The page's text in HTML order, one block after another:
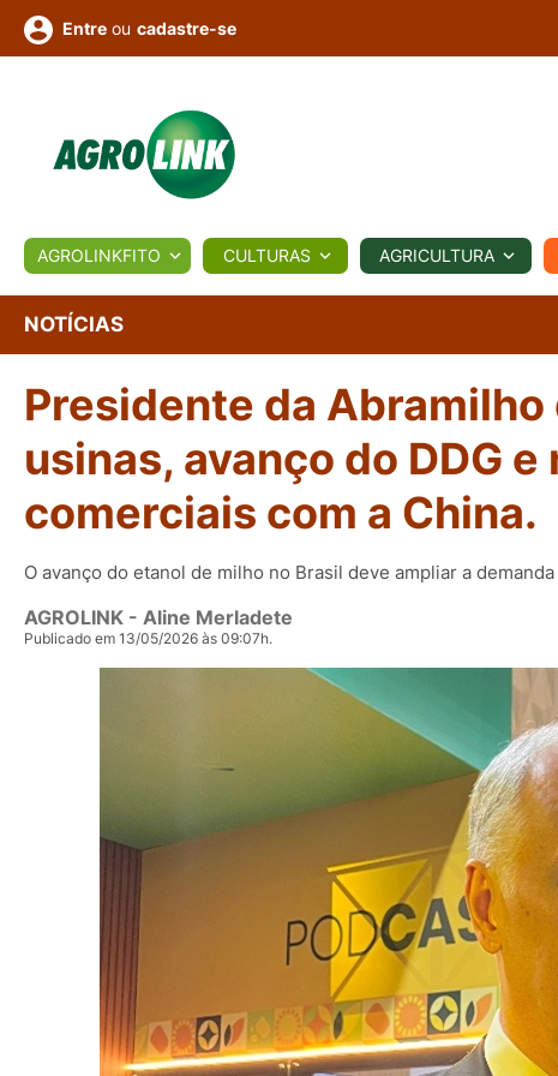
BIOLÓGICOS COTAÇÕES NOTÍCIAS
Conversor Colunistas Eventos
e
Vídeos
Entre ou cadastre-se
AGROLINKFITO CULTURAS AGRICULTURA
NOTÍCIAS
Presidente da
usinas, avanço do DDG
comerciais com a China.
O avanço do etanol de milho no Brasil deve ampliar a demanda
AGROLINK - Aline Merladete
Publicado em 13/05/2026 às 09:07h.